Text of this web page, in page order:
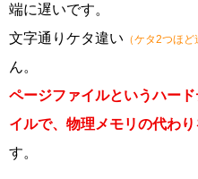
端に遅いです。
文字通りケタ違い （ケタ2つほど
ん。
ページファイルというハー
イルで、物理メモリの代わ
す。